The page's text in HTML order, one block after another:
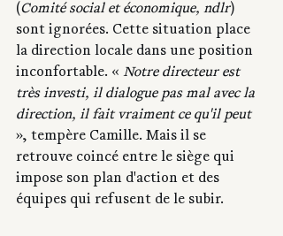
(Comité social et économique, ndlr)
sont ignorées. Cette situation place
la direction locale dans une position
inconfortable. « Notre directeur est
très investi, il dialogue pas mal avec la
direction, il fait vraiment ce qu'il peut
», tempère Camille. Mais il se
retrouve coincé entre le siège qui
impose son plan d'action et des
équipes qui refusent de le subir.